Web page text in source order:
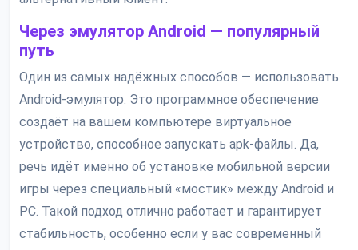
Через эмулятор Android — популярный
путь
Один из самых надёжных способов — использовать
Android-эмулятор. Это программное обеспечение
создаёт на вашем компьютере виртуальное
устройство, способное запускать apk-файлы. Да,
речь идёт именно об установке мобильной версии
игры через специальный «мостик» между Android и
PC. Такой подход отлично работает и гарантирует
стабильность, особенно если у вас современный